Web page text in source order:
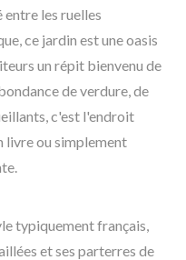
les ruelles
ce jardin est une oasis
un répit bienvenu de
de verdure, de
c'est l'endroit
livre ou simplement
typiquement français,
et ses parterres de